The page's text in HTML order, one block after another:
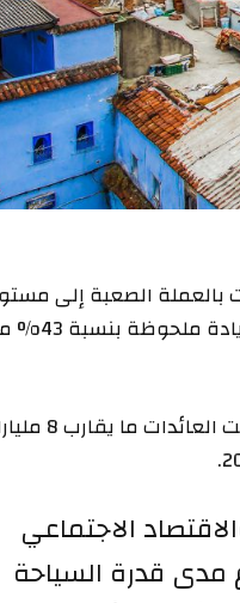
وصلت العائدات بالعملة الصعبة
مسبوق بلغ 112 مليار درهم (11.2
وبرزت هذه الدينامية في شهر
الاجتماعي
مدى قدرة السياحة